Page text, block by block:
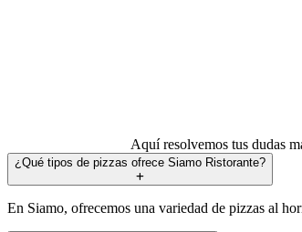
Aquí resolvemos tus dudas
¿Qué tipos de pizzas ofrece Siamo Ristorante?
En Siamo, ofrecemos una variedad de pizzas al